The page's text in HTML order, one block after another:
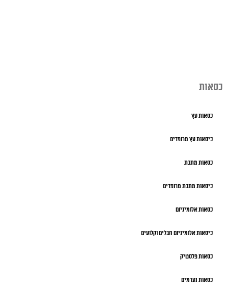
כסאות
כסאות עץ
כיסאות עץ מרופדים
כסאות מתכת
כיסאות מתכת מרופדים
כסאות אלומיניום
כיסאות אלומיניום חבלים וקלועים
כסאות פלסטיק
כסאות נערמים